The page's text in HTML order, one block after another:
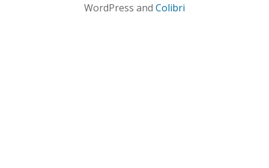
WordPress and Colibri